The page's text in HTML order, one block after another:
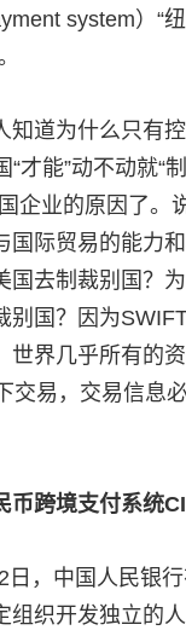
system）“
知道为什么只有
才能”动不动就“
企业的原因了。
国际贸易的能力
国去制裁别国？
别国？因为
世界几乎所有的
交易，交易信息
币跨境支付系统
日，中国人民银
组织开发独立的